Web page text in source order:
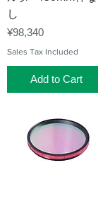
し
Price
¥98,340
Sales Tax Included
Add to Cart